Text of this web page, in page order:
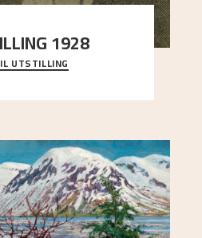
1928
i 1928, tok vennene Moritz
Thorbjørnsen initiativ til å
UTSTILLING